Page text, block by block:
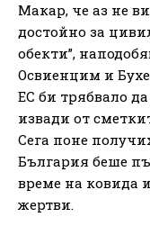
Макар, че аз не
достойно за
обекти”,
Освиенцим и
ЕС би трябвало
извади от
Сега поне
България беше
време на ковида
жертви.